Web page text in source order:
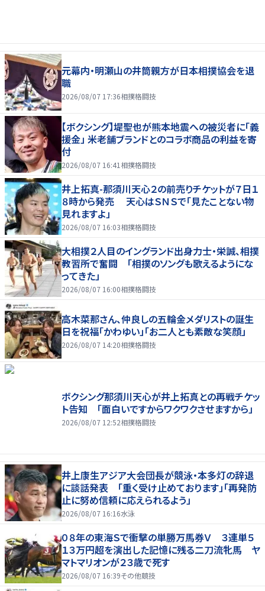
元幕内・明瀬山の井筒親方が日本相撲協会を退
職
2026/08/07 17:36相撲格闘技
【ボクシング】堤聖也が熊本地震への被災者に「義
援金」 米老舗ブランドとのコラボ商品の利益を寄
付
2026/08/07 16:41 相撲格闘技
井上拓真-那須川天心２の前売りチケットが７日１
８時から発売 天心はＳＮＳで「見たことない物
見れますよ」
2026/08/07 16:03相撲格闘技
大相撲２人目のイングランド出身力士・栄誠、相撲
教習所で奮闘 「相撲のソングも歌えるようにな
ってきた」
2026/08/07 16:00相撲格闘技
高木菜那さん、仲良しの五輪金メダリストの誕生
日を祝福「かわゆい」「お二人とも素敵な笑顔」
2026/08/07 14:20相撲格闘技
ボクシング那須川天心が井上拓真との再戦チケッ
ト告知 「面白いですからワクワクさせますから」
2026/08/07 12:52相撲格闘技
井上康生アジア大会団長が競泳・本多灯の辞退
に談話発表 「重く受け止めております」「再発防
止に努め信頼に応えられるよう」
2026/08/07 16:16水泳
０８年の東海Ｓで衝撃の単勝万馬券Ｖ ３連単５
１３万円超を演出した記憶に残る二刀流牝馬 ヤ
マトマリオンが２３歳で死す
2026/08/07 16:39その他競技